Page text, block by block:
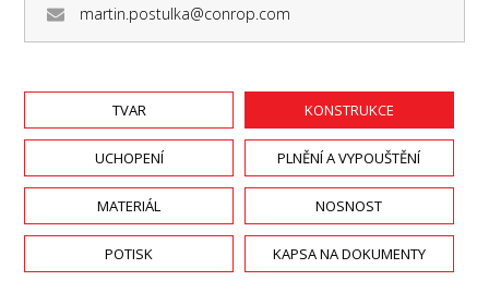
martin.postulka@conrop.com
TVAR KONSTRUKCE
UCHOPENÍ PLNĚNÍ A VYPOUŠTĚNÍ
MATERIÁL NOSNOST
POTISK KAPSA NA DOKUMENTY